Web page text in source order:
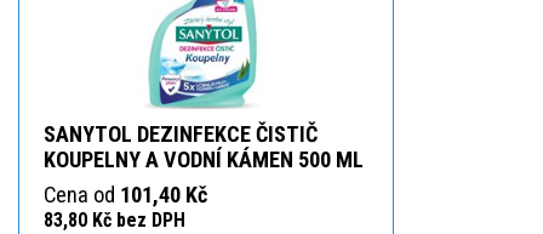
SANYTOL DEZINFEKCE ČISTIČ
KOUPELNY A VODNÍ KÁMEN 500 ML
Cena od 101,40 Kč
83,80 Kč bez DPH